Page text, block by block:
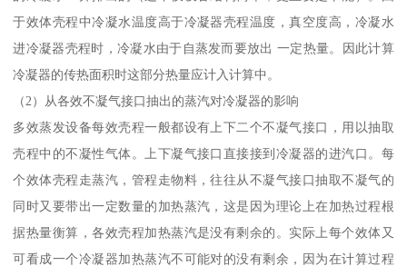
于效体壳程中冷凝水温度高于冷凝器壳程温度，真空度高，冷凝水
进冷凝器壳程时，冷凝水由于自蒸发而要放出 一定热量。因此计算
冷凝器的传热面积时这部分热量应计入计算中。
（2）从各效不凝气接口抽出的蒸汽对冷凝器的影响
多效蒸发设备每效壳程一般都设有上下二个不凝气接口，用以抽取
壳程中的不凝性气体。上下凝气接口直接接到冷凝器的进汽口。每
个效体壳程走蒸汽，管程走物料，往往从不凝气接口抽取不凝气的
同时又要带出一定数量的加热蒸汽，这是因为理论上在加热过程根
据热量衡算，各效壳程加热蒸汽是没有剩余的。实际上每个效体又
可看成一个冷凝器加热蒸汽不可能对的没有剩余，因为在计算过程